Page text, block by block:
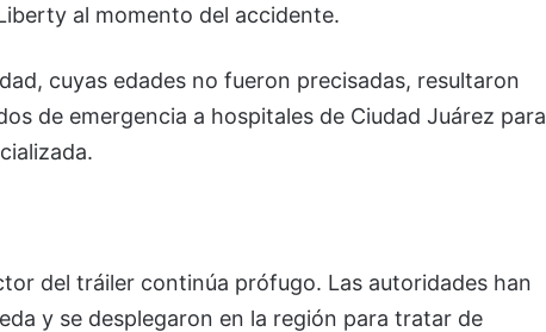
al momento del accidente.
cuyas edades no fueron precisadas, resultaron
de emergencia a hospitales de Ciudad Juárez para
del tráiler continúa prófugo. Las autoridades han
y se desplegaron en la región para tratar de